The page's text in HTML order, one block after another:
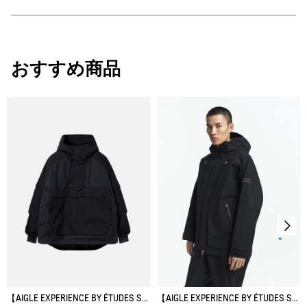
タンブル乾燥が可能、低温乾燥：排気温度の上限は最高
60℃。
ドライクリーニング処理ができない。
ウェットクリーニング処理ができる。：通常の処理
59
レディースレインウェア
おすすめ商品
【AIGLE EXPERIENCE BY ÉTUDES STUDIO】透湿防水 ハーフジップジャケット
【AIGLE EXPERIENCE BY ÉTUDES STUDIO】ゴアテックス ジャケット